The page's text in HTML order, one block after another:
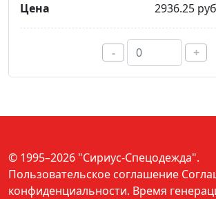
2936.25
- +
© 1995–2026 "Сириус-Спецодежда".
Пользовательское соглашение
конфиденциальности. Время